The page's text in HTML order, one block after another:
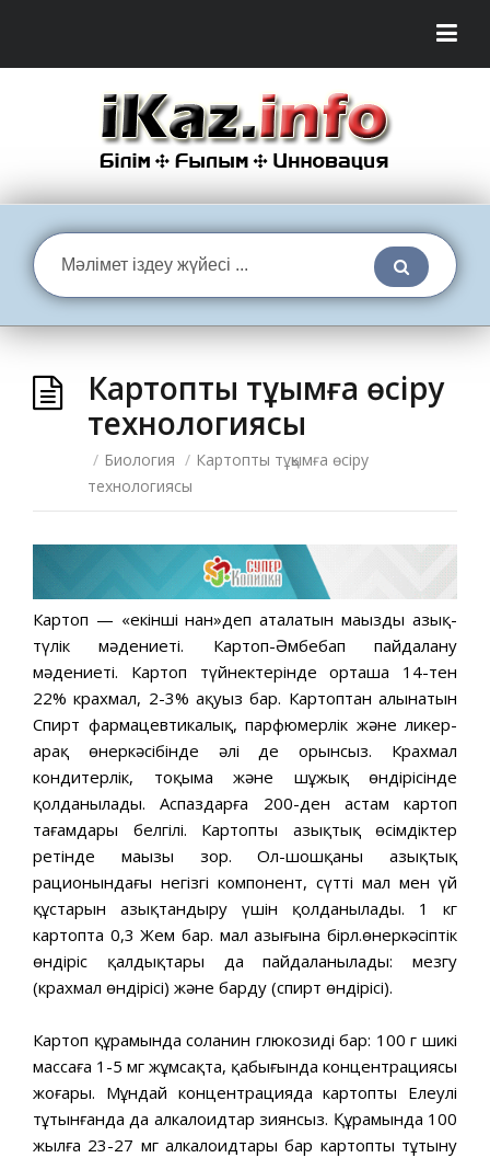
Картопты тұқымға өсіру
технологиясы
/ Биология / Картопты тұқымға өсіру
технологиясы
Картоп — «екінші нан»деп аталатын маңызды азық-
түлік мәдениеті. Картоп-Әмбебап пайдалану
мәдениеті. Картоп түйнектерінде орташа 14-тен
22% крахмал, 2-3% ақуыз бар. Картоптан алынатын
Спирт фармацевтикалық, парфюмерлік және ликер-
арақ өнеркәсібінде әлі де орынсыз. Крахмал
кондитерлік, тоқыма және шұжық өндірісінде
қолданылады. Аспаздарға 200-ден астам картоп
тағамдары белгілі. Картоптың азықтық өсімдіктер
ретінде маңызы зор. Ол-шошқаның азықтық
рационындағы негізгі компонент, сүтті мал мен үй
құстарын азықтандыру үшін қолданылады. 1 кг
картопта 0,3 Жем бар. мал азығына бірл.өнеркәсіптік
өндіріс қалдықтары да пайдаланылады: мезгу
(крахмал өндірісі) және барду (спирт өндірісі).
Картоп құрамында соланин глюкозиді бар: 100 г шикі
массаға 1-5 мг жұмсақта, қабығында концентрациясы
жоғары. Мұндай концентрацияда картопты Елеулі
тұтынғанда да алкалоидтар зиянсыз. Құрамында 100
жылға 23-27 мг алкалоидтары бар картопты тұтыну